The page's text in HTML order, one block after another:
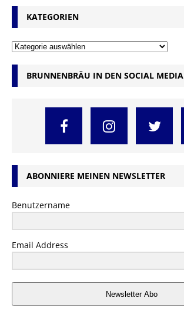
KATEGORIEN
BRUNNENBRÄU IN DEN SOCIAL MEDIA
ABONNIERE MEINEN NEWSLETTER
Benutzername
Email Address
Newsletter Abo